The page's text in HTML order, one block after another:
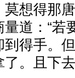
想得那
道：“若
得手。
了。且